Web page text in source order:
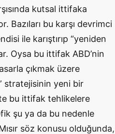
kutsal ittifaka
Bazıları bu karşı devrimci
ile karıştırıp “yeniden
Oysa bu ittifak ABD’nin
çıkmak üzere
stratejisinin yeni bir
bu ittifak tehlikelere
şu ya da bu nedenle
söz konusu olduğunda,